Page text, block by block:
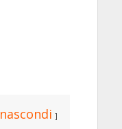
nascondi